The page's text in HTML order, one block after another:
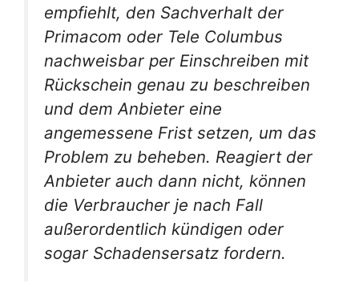
empfiehlt, den Sachverhalt der
Primacom oder Tele Columbus
nachweisbar per Einschreiben mit
Rückschein genau zu beschreiben
und dem Anbieter eine
angemessene Frist setzen, um das
Problem zu beheben. Reagiert der
Anbieter auch dann nicht, können
die Verbraucher je nach Fall
außerordentlich kündigen oder
sogar Schadensersatz fordern.